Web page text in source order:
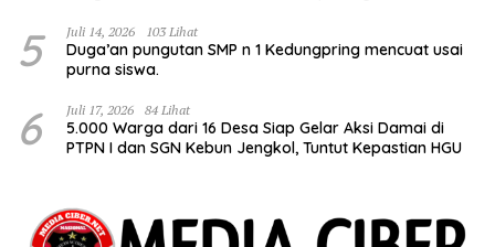
5 Juli 14, 2026 103 Lihat
Duga’an pungutan SMP n 1 Kedungpring mencuat usai
purna siswa.
6 Juli 17, 2026 84 Lihat
5.000 Warga dari 16 Desa Siap Gelar Aksi Damai di
PTPN I dan SGN Kebun Jengkol, Tuntut Kepastian HGU